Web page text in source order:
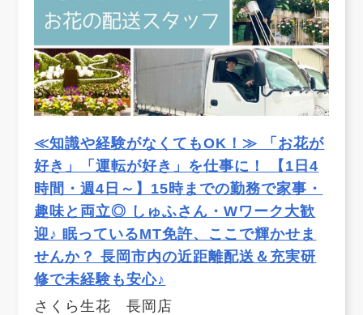
≪知識や経験がなくてもOK！≫ 「お花が
好き」「運転が好き」を仕事に！ 【1日4
時間・週4日～】15時までの勤務で家事・
趣味と両立◎ しゅふさん・Wワーク大歓
迎♪ 眠っているMT免許、ここで輝かせま
せんか？ 長岡市内の近距離配送＆充実研
修で未経験も安心♪
さくら生花 長岡店